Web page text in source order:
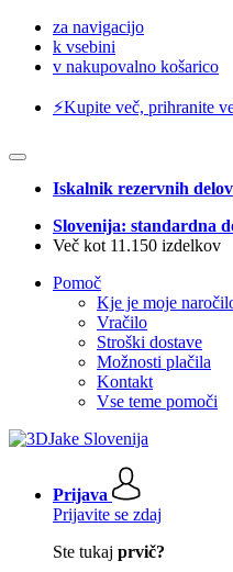
za navigacijo
k vsebini
v nakupovalno košarico
⚡️Kupite več, prihranite
Iskalnik rezervnih delov
Slovenija: standardna
Več kot 11.150 izdelkov
Pomoč
Kje je moje
Vračilo
Stroški dostave
Možnosti plačila
Kontakt
Vse teme pomoči
Prijava
Prijavite se zdaj
Ste tukaj prvič?